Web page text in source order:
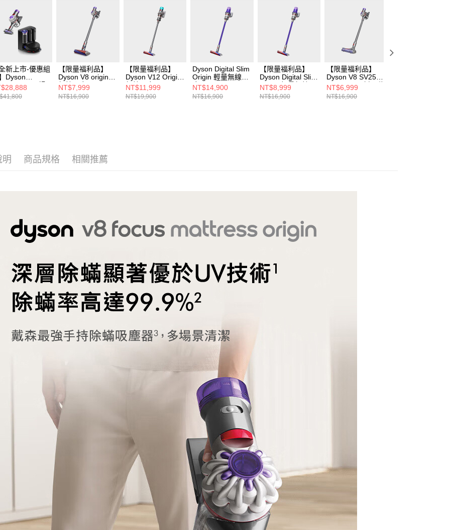
全新上市-優惠組
Dyson
Ai 掃
器人+V8
Mattress
【限量福利品】
Dyson V8 origin
無線吸塵器
NT$7,999
NT$16,900
【限量福利品】
Dyson V12 Origin
無線吸塵器
NT$11,999
NT$19,900
Dyson Digital Slim
Origin 輕量無線吸
塵器
NT$14,900
NT$16,900
【限量福利品】
Dyson Digital Slim
Origin 輕量無線吸
塵器
NT$8,999
NT$16,900
【限量福利品】
Dyson V8 SV25
Motorhead 新一代
無線吸塵器
NT$6,999
NT$16,900
明 商品規格 相關推薦